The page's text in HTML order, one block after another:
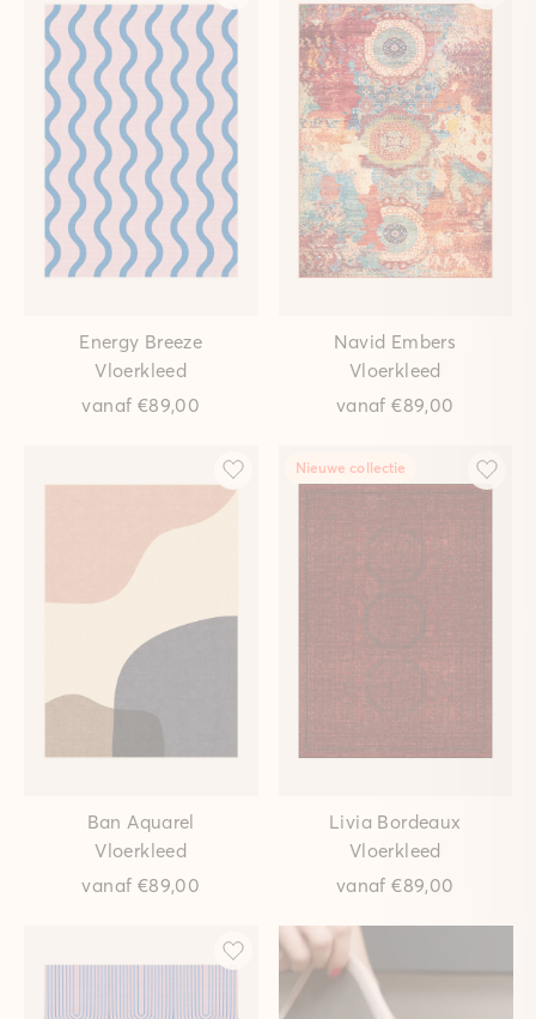
Energy Breeze
Vloerkleed
vanaf €89,00
Navid Embers
Vloerkleed
vanaf€89,00
Ban Aquarel
Vloerkleed
vanaf €89,00
Nieuwe collectie
Livia Bordeaux
Vloerkleed
vanaf€89,00